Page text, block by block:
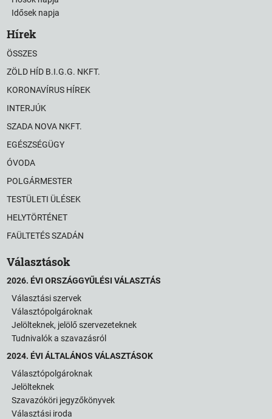
Idősek napja
Hírek
ÖSSZES
ZÖLD HÍD B.I.G.G. NKFT.
KORONAVÍRUS HÍREK
INTERJÚK
SZADA NOVA NKFT.
EGÉSZSÉGÜGY
ÓVODA
POLGÁRMESTER
TESTÜLETI ÜLÉSEK
HELYTÖRTÉNET
FAÜLTETÉS SZADÁN
Választások
2026. ÉVI ORSZÁGGYŰLÉSI VÁLASZTÁS
Választási szervek
Választópolgároknak
Jelölteknek, jelölő szervezeteknek
Tudnivalók a szavazásról
2024. ÉVI ÁLTALÁNOS VÁLASZTÁSOK
Választópolgároknak
Jelölteknek
Szavazóköri jegyzőkönyvek
Választási iroda